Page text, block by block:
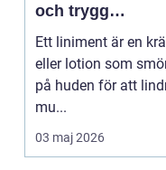
och trygg
användning
Ett liniment är en
eller lotion som
på huden för att
mu...
03 maj 2026